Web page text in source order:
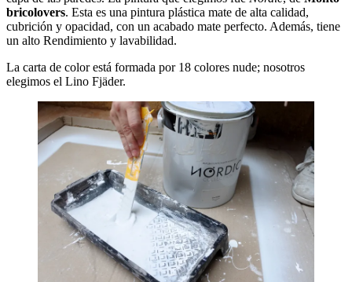
bricolovers. Esta es una pintura plástica mate de alta calidad,
cubrición y opacidad, con un acabado mate perfecto. Además, tiene
un alto Rendimiento y lavabilidad.
La carta de color está formada por 18 colores nude; nosotros
elegimos el Lino Fjäder.